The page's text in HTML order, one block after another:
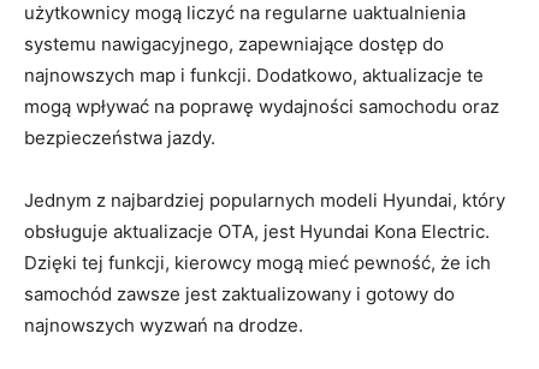
użytkownicy mogą liczyć na regularne uaktualnienia
systemu ⁤nawigacyjnego, zapewniające dostęp ⁣do
najnowszych map i⁣ funkcji. Dodatkowo, aktualizacje ‌te
mogą wpływać na poprawę wydajności‌ samochodu‍ oraz
bezpieczeństwa⁤ jazdy.
Jednym‌ z najbardziej popularnych modeli ⁣Hyundai, ⁢który
⁤obsługuje‌ aktualizacje OTA, jest Hyundai ⁤Kona Electric.
Dzięki tej funkcji, kierowcy mogą mieć pewność, że ich
samochód zawsze jest zaktualizowany i gotowy do
najnowszych wyzwań na drodze.